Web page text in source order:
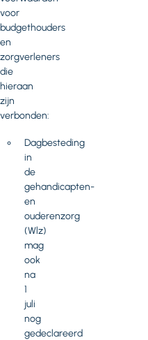
voor
budgethouders
en
zorgverleners
die
hieraan
zijn
verbonden:
Dagbesteding
in
de
gehandicapten-
en
ouderenzorg
(Wlz)
mag
ook
na
1
juli
nog
gedeclareerd